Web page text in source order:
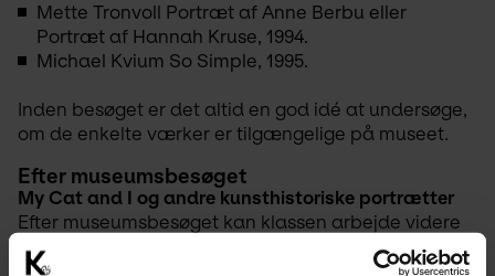
Mette Tronvoll Portræt af Anne Berbu eller
Portræt af Hannah Kruse, 1994.
Michael Kvium So Simple, 1995.
Inden besøget er det altid en god idé at undersøge,
om de enkelte værker er tilgængelige på museet.
Efter museumsbesøget
My Cat and I og andre kunsthistoriske portrætter
Efter museumsbesøget kan klassen arbejde videre
med
i et kunsthistorisk perspektiv ved
at diskutere værket i forhold til tidligere perioders